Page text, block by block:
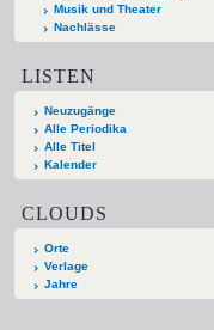
Musik und Theater
Nachlässe
LISTEN
Neuzugänge
Alle Periodika
Alle Titel
Kalender
CLOUDS
Orte
Verlage
Jahre